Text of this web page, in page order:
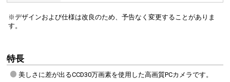
※デザインおよび仕様は改良のため、予告なく変更することがありま
す。
特長
美しさに差が出るCCD30万画素を使用した高画質PCカメラです。